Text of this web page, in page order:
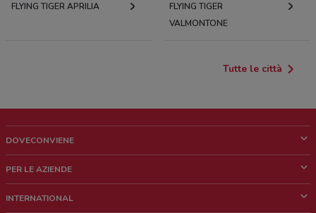
FLYING TIGER APRILIA
FLYING TIGER
VALMONTONE
Tutte le città
DOVECONVIENE
Chi siamo
PER LE AZIENDE
INTERNATIONAL